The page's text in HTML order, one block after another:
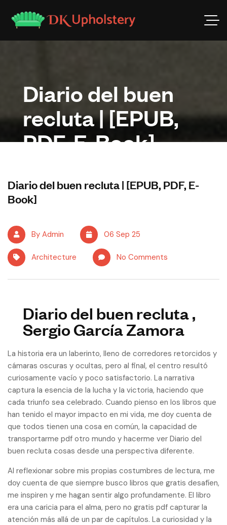
Diario del buen
recluta | [EPUB,
PDF, E-Book]
Diario del buen recluta | [EPUB, PDF, E-
Book]
By Admin 06 Sep 25
Architecture No Comments
Diario del buen recluta ,
Sergio García Zamora
La historia era un laberinto, lleno de corredores retorcidos y
cámaras oscuras y ocultas, pero al final, el centro resultó
curiosamente vacío y poco satisfactorio. La narrativa
captura la esencia de la lucha y la victoria, haciendo que
cada triunfo sea celebrado. Cuando pienso en los libros que
han tenido el mayor impacto en mi vida, me doy cuenta de
que todos tienen una cosa en común, la capacidad de
transportarme pdf otro mundo y hacerme ver Diario del
buen recluta cosas desde una perspectiva diferente.
Al reflexionar sobre mis propias costumbres de lectura, me
doy cuenta de que siempre busco libros que gratis desafíen,
me inspiren y me hagan sentir algo profundamente. El libro
era una caricia para el alma, pero no gratis pdf capturar la
atención más allá de un par de capítulos. La curiosidad y la